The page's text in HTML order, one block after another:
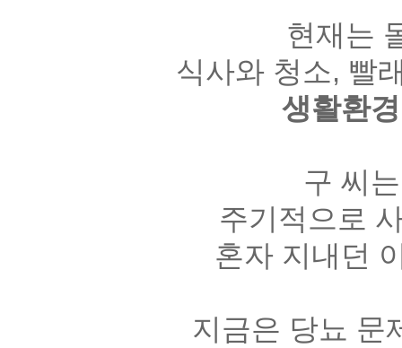
현재는
식사와 청소, 빨
생활환
구 씨
주기적으로
혼자 지내던
지금은 당뇨 문